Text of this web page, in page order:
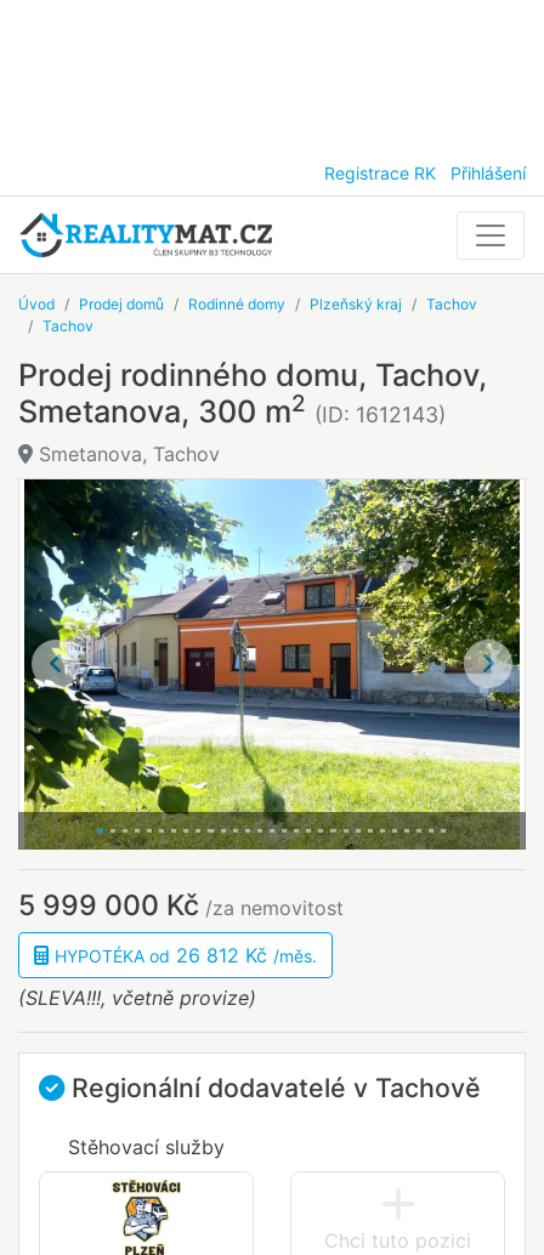
Registrace RK Přihlášení
Úvod Prodej domů Rodinné domy Plzeňský kraj
Tachov
Tachov
Prodej rodinného domu, Tachov,
Smetanova, 300 m2 (ID: 1612143)
Smetanova, Tachov
Předchozí Další
5 999 000 Kč /za nemovitost
HYPOTÉKA od 26 812 Kč /měs.
(SLEVA!!!, včetně provize)
Regionální dodavatelé v Tachově
Stěhovací služby
Chci tuto pozici